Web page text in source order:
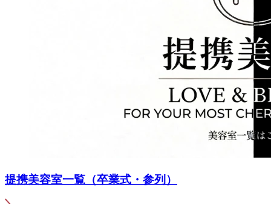
提携美容室一覧（卒業式・参列）